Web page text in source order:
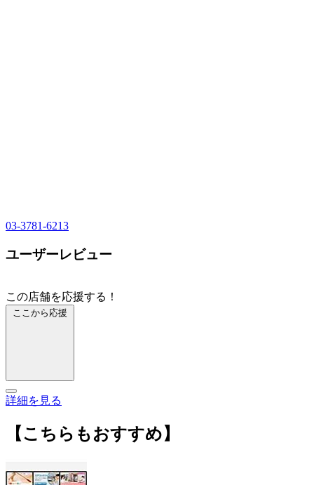
03-3781-6213
ユーザーレビュー
この店舗を応援する！
ここから応援
詳細を見る
【こちらもおすすめ】